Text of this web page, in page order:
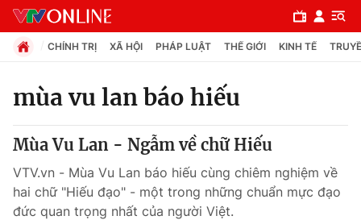
Chuyên mục
Xã hội
CHÍNH TRỊ XÃ HỘI PHÁP LUẬT THẾ GIỚI KINH TẾ
mùa vu lan báo hiếu
Mùa Vu Lan - Ngẫm về chữ Hiếu
VTV.vn - Mùa Vu Lan báo hiếu cùng chiêm nghiệm về
hai chữ "Hiếu đạo" - một trong những chuẩn mực đạo
đức quan trọng nhất của người Việt.